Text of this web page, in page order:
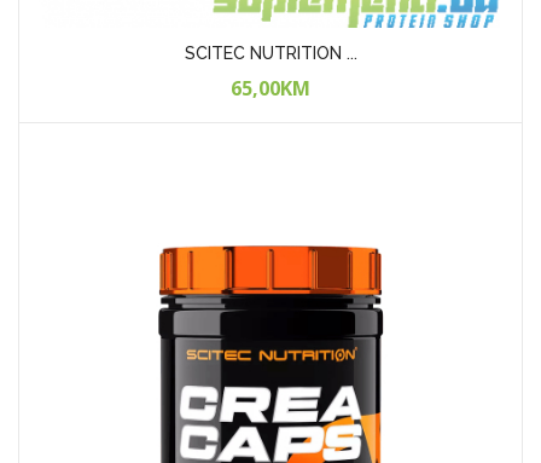
UNS PURE CREATINE...